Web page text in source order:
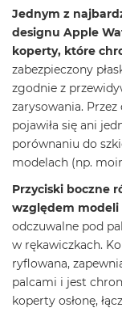
M
a
c
B
o
k
A
i
M
5
M
a
c
o
o
k
Jednym z
designu Apple
koperty, które
zabezpieczony
zgodnie z
zarysowania.
pojawiła się ani
porównaniu do
modelach (np.
Przyciski boczne
względem modeli
odczuwalne pod
w rękawiczkach.
ryflowana,
palcami i jest
koperty osłonę,